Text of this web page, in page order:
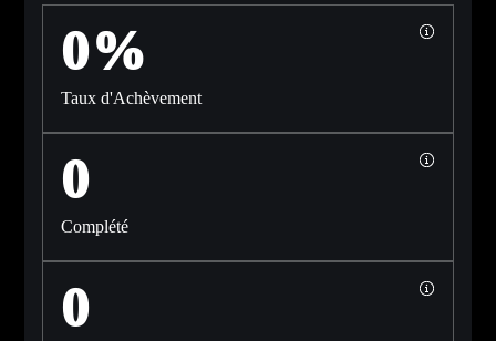
0%
Taux d'Achèvement
0
Complété
0